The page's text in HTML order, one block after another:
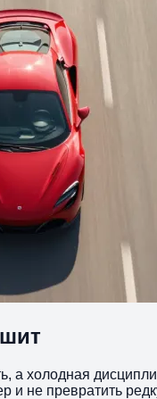
а холодная
и не превратить